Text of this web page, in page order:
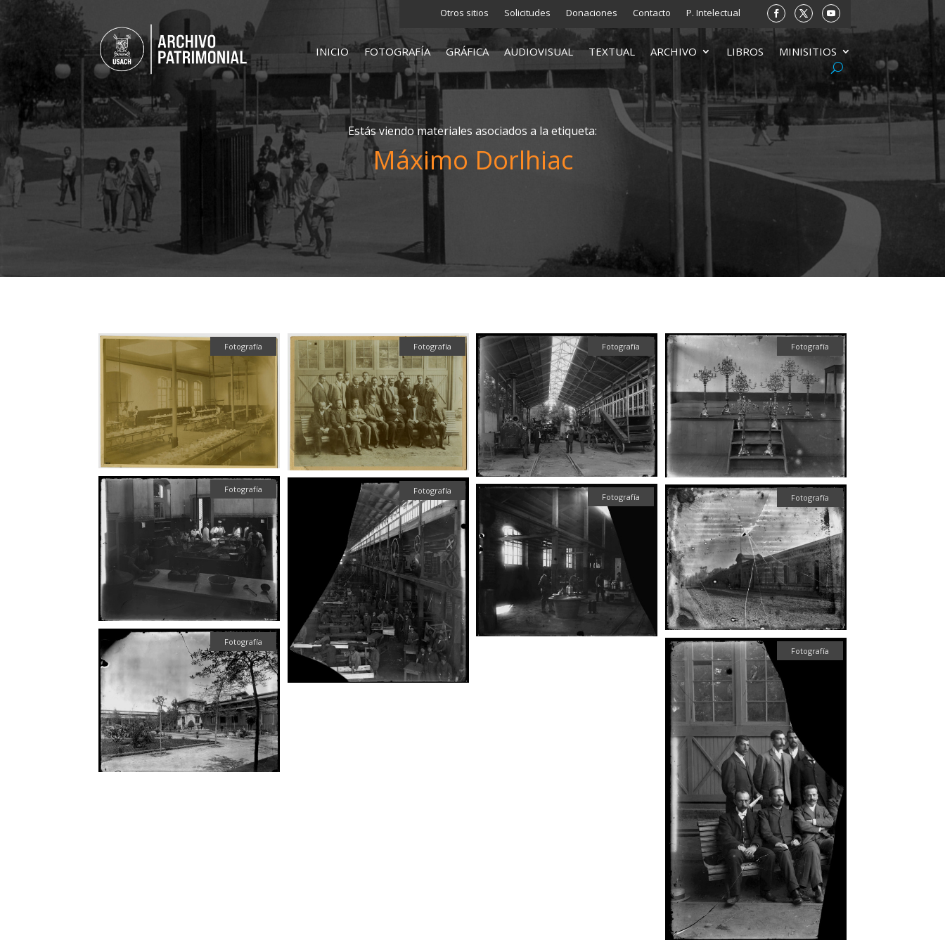
Otros sitios Solicitudes Donaciones Contacto P. Intelectual
INICIO FOTOGRAFÍA GRÁFICA AUDIOVISUAL TEXTUAL ARCHIVO LIBROS MINISITIOS
Estás viendo materiales asociados a la etiqueta:
Máximo Dorlhiac
Fotografía Fotografía Fotografía Fotografía
Fotografía Fotografía
Fotografía Fotografía
Fotografía
Fotografía